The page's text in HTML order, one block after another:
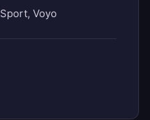
Voyo